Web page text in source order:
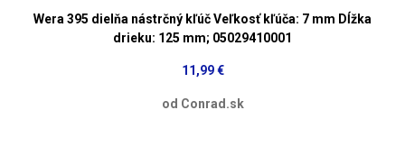
Wera 395 dielňa nástrčný kľúč Veľkosť kľúča: 7 mm Dĺžka
drieku: 125 mm; 05029410001
11,99 €
od Conrad.sk